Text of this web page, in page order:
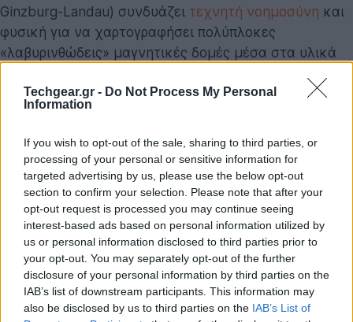
Techgear.gr - Do Not Process My Personal
Information
If you wish to opt-out of the sale, sharing to third parties, or
processing of your personal or sensitive information for
targeted advertising by us, please use the below opt-out
section to confirm your selection. Please note that after your
opt-out request is processed you may continue seeing
interest-based ads based on personal information utilized by
us or personal information disclosed to third parties prior to
your opt-out. You may separately opt-out of the further
disclosure of your personal information by third parties on the
IAB’s list of downstream participants. This information may
also be disclosed by us to third parties on the IAB’s List of
Ginzburg-Landau) συνδυάζει τεχνητή νοημοσύνη και
φυσική για να χαρτογραφήσει πολύπλοκες
«λαβυρινθώδεις» μαγνητικές δομές μέσα στα υλικά
ενέργειας, τα αποτελέσματα απομαγνήτισης και την
εντροπία, εντοπίζει τα ενεργειακά εμπόδια που
επιτρέποντας τον σχεδιασμό αποδοτικότερων και
λιγότερο ενεργοβόρων ηλεκτροκινητήρων.
Ορισμένα μαλακά μαγνητικά υλικά, τα οποία
αποτελούν τον πυρήνα των σύγχρονων
ηλεκτροκινητήρων, περιέχουν στο εσωτερικό τους
εξαιρετικά περίπλοκες μαγνητικές δομές. Αυτές οι
δομές ονομάζονται «λαβυρινθώδεις περιοχές» λόγω
της χαρακτηριστικής τεθλασμένης μορφής τους, η